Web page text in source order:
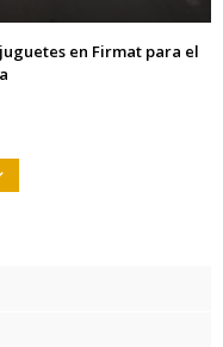
en Firmat para el